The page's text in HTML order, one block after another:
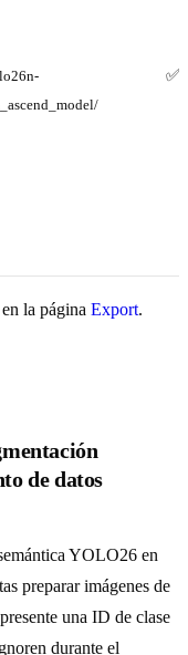
✅
en la página Export.
de datos
YOLO26 en
preparar imágenes de
una ID de clase
durante el